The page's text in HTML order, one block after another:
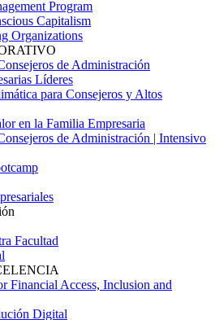
Program
Capitalism
Organizations
de Administración
Líderes
para Consejeros y Altos
en la Familia Empresaria
de Administración | Intensivo
Facultad
Financial Access, Inclusion and
Digital